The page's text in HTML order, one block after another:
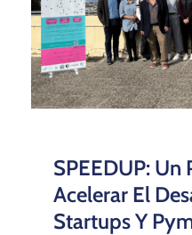
SPEEDUP: Un
Acelerar El
Startups Y